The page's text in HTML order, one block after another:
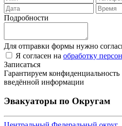
Подробности
Для отправки формы нужно
Я согласен на обработку
Записаться
Гарантируем конфиденциальность
введённой информации
Эвакуаторы по Округам